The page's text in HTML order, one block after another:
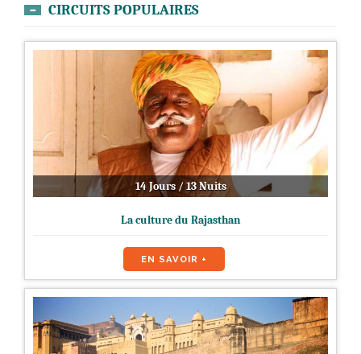
CIRCUITS POPULAIRES
14 Jours / 13 Nuits
La culture du Rajasthan
EN SAVOIR +